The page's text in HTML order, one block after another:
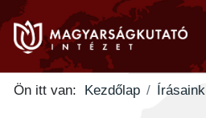
Ön itt van:
Kezdőlap Írásaink